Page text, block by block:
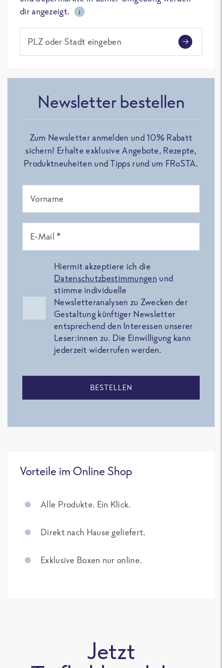
dir angezeigt.
i
PLZ oder Stadt eingeben
Newsletter bestellen
Zum Newsletter anmelden und 10% Rabatt
sichern! Erhalte exklusive Angebote, Rezepte,
Produktneuheiten und Tipps rund um FRoSTA.
Vorname
E-Mail *
Hiermit akzeptiere ich die
Datenschutzbestimmungen und
stimme individuelle
Newsletteranalysen zu Zwecken der
Gestaltung künftiger Newsletter
entsprechend den Interessen unserer
Leser:innen zu. Die Einwilligung kann
jederzeit widerrufen werden.
BESTELLEN
Vorteile im Online Shop
Alle Produkte. Ein Klick.
Direkt nach Hause geliefert.
Exklusive Boxen nur online.
Jetzt